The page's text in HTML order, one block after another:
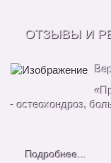
ОТЗЫВЫ И
- остеохондроз,
Подробнее...